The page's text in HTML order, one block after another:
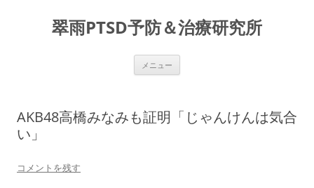
翠雨PTSD予防＆治療研究所
メニュー
AKB48高橋みなみも証明「じゃんけんは気合
い」
コメントを残す